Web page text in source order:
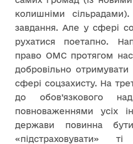
колишніми
завдання. Але у сфері
рухатися поетапно.
право ОМС протягом
добровільно
сфері соцзахисту. На
до обов’язкового
повноваженнями усіх
держави повинна
«підстраховувати»